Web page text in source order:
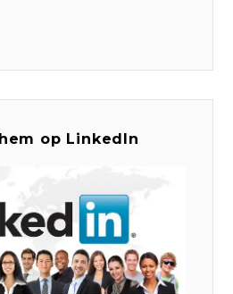
op LinkedIn